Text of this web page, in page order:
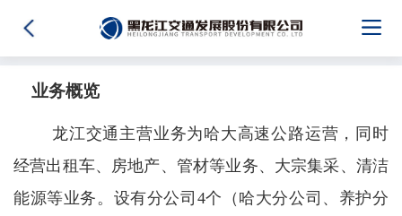
业务概览
龙江交通主营业务为哈大高速公路运营，同时
经营出租车、房地产、管材等业务、大宗集采、清洁
能源等业务。设有分公司4个（哈大分公司、养护分